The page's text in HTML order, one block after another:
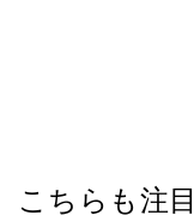
こちらも注目